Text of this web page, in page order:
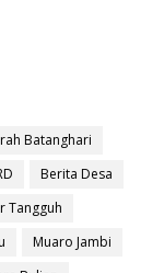
Batanghari
Berita Desa
Tangguh
Muaro Jambi